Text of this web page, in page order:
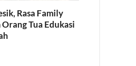
Rasa Family
Tua Edukasi